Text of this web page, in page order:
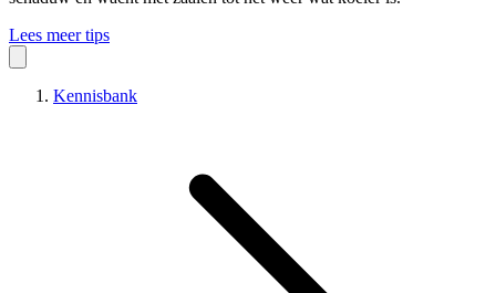
Lees meer tips
Kennisbank